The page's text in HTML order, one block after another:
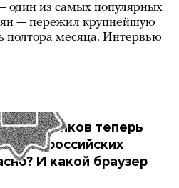
один из самых популярных
— пережил крупнейшую
полтора месяца. Интервью
банков теперь
в российских
И какой браузер